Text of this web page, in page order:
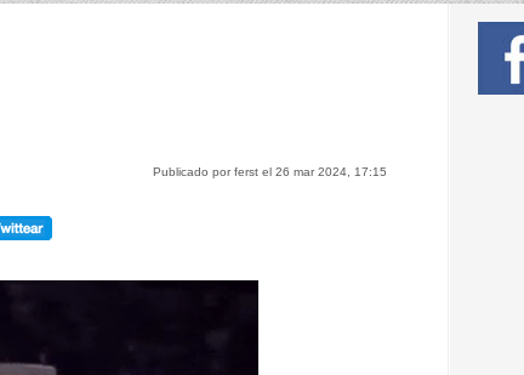
Publicado por ferst el 26 mar 2024, 17:15